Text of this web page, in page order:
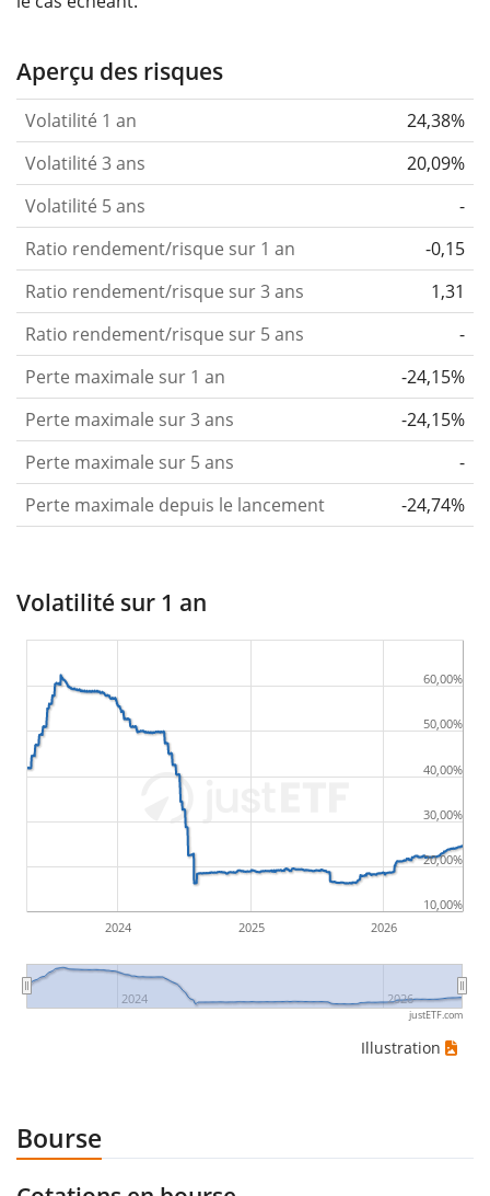
Aperçu des risques
Volatilité 1 an
24,38%
Volatilité 3 ans
20,09%
Volatilité 5 ans
-
Ratio rendement/risque sur 1 an
-0,15
Ratio rendement/risque sur 3 ans
1,31
Ratio rendement/risque sur 5 ans
-
Perte maximale sur 1 an
-24,15%
Perte maximale sur 3 ans
-24,15%
Perte maximale sur 5 ans
-
Perte maximale depuis le lancement
-24,74%
Volatilité sur 1 an
2024 2025 2026
2024 2026
10,00%
20,00%
30,00%
40,00%
50,00%
60,00%
justETF.com
Illustration
Bourse